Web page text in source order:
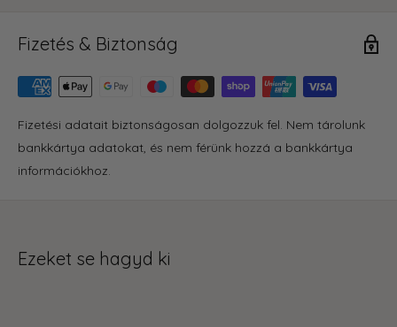
Fizetés & Biztonság
Fizetési adatait biztonságosan dolgozzuk fel. Nem tárolunk
bankkártya adatokat, és nem férünk hozzá a bankkártya
információkhoz.
Ezeket se hagyd ki